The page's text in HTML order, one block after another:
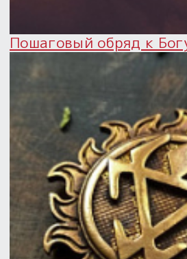
Пошаговый обряд к